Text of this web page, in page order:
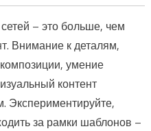
– это больше, чем
Внимание к деталям,
умение
контент
Экспериментируйте,
за рамки шаблонов –